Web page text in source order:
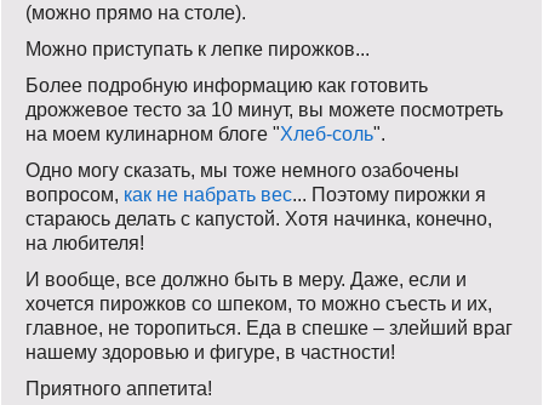
(можно прямо на столе).
Можно приступать к лепке пирожков...
Более подробную информацию как готовить
дрожжевое тесто за 10 минут, вы можете посмотреть
на моем кулинарном блоге "Хлеб-соль".
Одно могу сказать, мы тоже немного озабочены
вопросом, как не набрать вес... Поэтому пирожки я
стараюсь делать с капустой. Хотя начинка, конечно,
на любителя!
И вообще, все должно быть в меру. Даже, если и
хочется пирожков со шпеком, то можно съесть и их,
главное, не торопиться. Еда в спешке – злейший враг
нашему здоровью и фигуре, в частности!
Приятного аппетита!